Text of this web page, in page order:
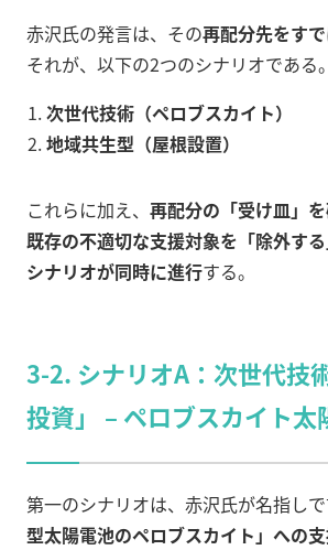
赤沢氏の発言は、その再配分先をす
それが、以下の2つのシナリオである。
次世代技術（ペロブスカイト）
地域共生型（屋根設置）
これらに加え、 再配分の「受け皿」を
既存の不適切な支援対象を「除外す
シナリオが同時に進行する。
3-2. シナリオA：次世代技
投資」 – ペロブスカイト太
第一のシナリオは、赤沢氏が名指し
型太陽電池のペロブスカイト 」への